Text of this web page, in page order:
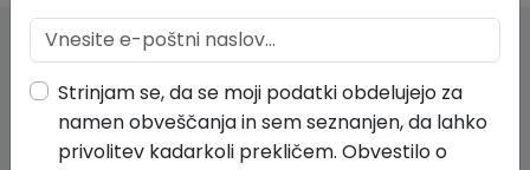
Kontakt
Občina Divača
Kolodvorska ulica 3/a
Katalog informacij javnega značaja
Strinjam se, da se moji podatki obdelujejo za
namen obveščanja in sem seznanjen, da lahko
privolitev kadarkoli prekličem. Obvestilo o